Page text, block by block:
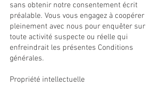
sans obtenir notre consentement écrit
préalable. Vous vous engagez à coopérer
pleinement avec nous pour enquêter sur
toute activité suspecte ou réelle qui
enfreindrait les présentes Conditions
générales.
Propriété intellectuelle